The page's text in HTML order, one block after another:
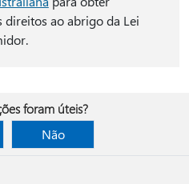
direitos ao abrigo da Lei
foram úteis?
Não